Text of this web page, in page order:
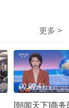
更多 >
[朝闻天下]商务
00:00:43